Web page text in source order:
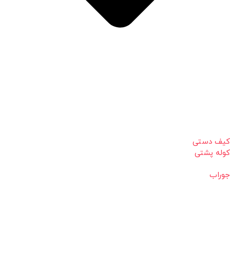
کیف دستی
کوله پشتی
جوراب